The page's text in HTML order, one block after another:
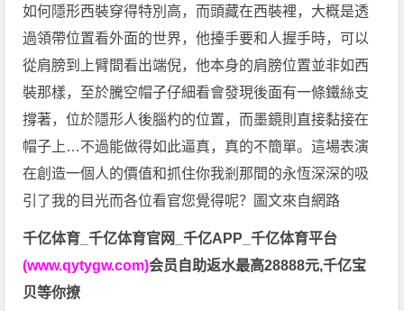
如何隱形西裝穿得特別高，而頭藏在西裝裡，大概是透
過領帶位置看外面的世界，他擡手要和人握手時，可以
從肩膀到上臂間看出端倪，他本身的肩膀位置並非如西
裝那樣，至於騰空帽子仔細看會發現後面有一條鐵絲支
撐著，位於隱形人後腦杓的位置，而墨鏡則直接黏接在
帽子上…不過能做得如此逼真，真的不簡單。這場表演
在創造一個人的價值和抓住你我剎那間的永恆深深的吸
引了我的目光而各位看官您覺得呢？圖文來自網路
千亿体育_千亿体育官网_千亿APP_千亿体育平台
(www.qytygw.com)会员自助返水最高28888元,千亿宝
贝等你撩